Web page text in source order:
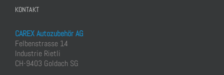
KONTAKT
CAREX Autozubehör AG
Felbenstrasse 14
Industrie Rietli
CH-9403 Goldach SG